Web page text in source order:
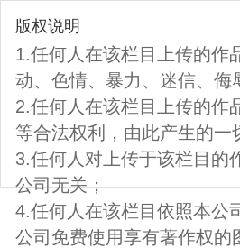
版权说明
1.任何人在该栏目上传的作
动、色情、暴力、迷信、
2.任何人在该栏目上传的作
等合法权利，由此产生的
3.任何人对上传于该栏目的
公司无关；
4.任何人在该栏目依照本公
公司免费使用享有著作权